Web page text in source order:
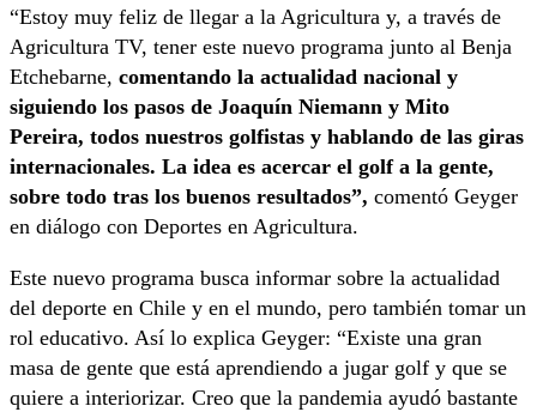
“Estoy muy feliz de llegar a la Agricultura y, a través de
Agricultura TV, tener este nuevo programa junto al Benja
Etchebarne, comentando la actualidad nacional y
siguiendo los pasos de Joaquín Niemann y Mito
Pereira, todos nuestros golfistas y hablando de las giras
internacionales. La idea es acercar el golf a la gente,
sobre todo tras los buenos resultados”, comentó Geyger
en diálogo con Deportes en Agricultura.
Este nuevo programa busca informar sobre la actualidad
del deporte en Chile y en el mundo, pero también tomar un
rol educativo. Así lo explica Geyger: “Existe una gran
masa de gente que está aprendiendo a jugar golf y que se
quiere a interiorizar. Creo que la pandemia ayudó bastante